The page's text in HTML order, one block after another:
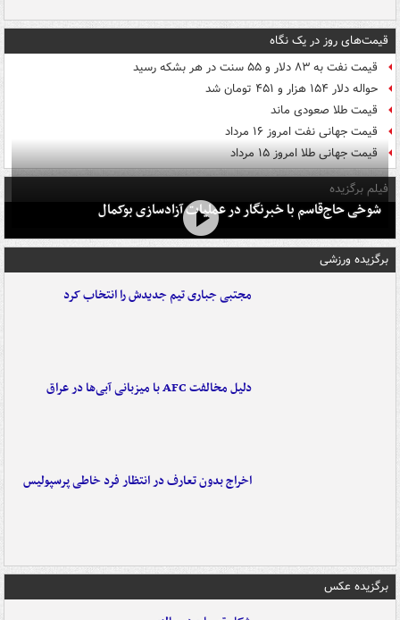
قیمت‌های روز در یک نگاه
قیمت نفت به ۸۳ دلار و ۵۵ سنت در هر بشکه رسید
حواله دلار ۱۵۴ هزار و ۴۵۱ تومان شد
قیمت طلا صعودی ماند
قیمت جهانی نفت امروز ۱۶ مرداد
قیمت جهانی طلا امروز ۱۵ مرداد
فیلم برگزیده
شوخی حاج‌قاسم با خبرنگار در عملیات آزادسازی بوکمال
برگزیده ورزشی
مجتبی جباری تیم جدیدش را انتخاب کرد
دلیل مخالفت AFC با میزبانی آبی‌ها در عراق
اخراج بدون تعارف در انتظار فرد خاطی پرسپولیس
برگزیده عکس